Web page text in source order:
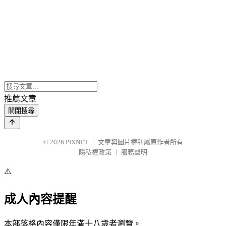
推薦文章
關閉搜尋
© 2026 PIXNET
文章與圖片權利屬原作者所有
隱私權政策
服務聲明
⚠️
成人內容提醒
本部落格內容僅限年滿十八歲者瀏覽。